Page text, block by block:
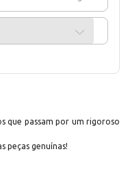
que passam por um rigoroso
peças genuínas!